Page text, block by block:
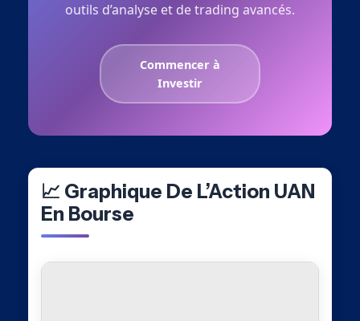
outils d’analyse et de trading avancés.
Commencer à
Investir
📈 Graphique De L’Action UAN
En Bourse